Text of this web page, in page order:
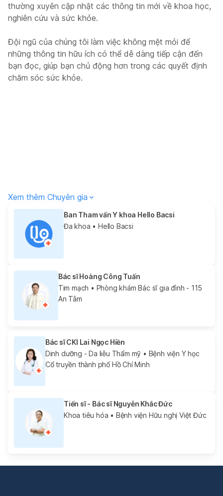
thường xuyên cập nhật các thông tin mới về khoa học,
nghiên cứu và sức khỏe.
Đội ngũ của chúng tôi làm việc không mệt mỏi để
những thông tin hữu ích có thể dễ dàng tiếp cận đến
bạn đọc, giúp bạn chủ động hơn trong các quyết định
chăm sóc sức khỏe.
Xem thêm Chuyên gia
Ban Tham vấn Y khoa Hello Bacsi
Đa khoa • Hello Bacsi
Bác sĩ Hoàng Công Tuấn
Tim mạch • Phòng khám Bác sĩ gia đình - 115
An Tâm
Bác sĩ CKI Lai Ngọc Hiền
Dinh dưỡng - Da liễu Thẩm mỹ • Bệnh viện Y học
Cổ truyền thành phố Hồ Chí Minh
Tiến sĩ - Bác sĩ Nguyễn Khắc Đức
Khoa tiêu hóa • Bệnh viện Hữu nghị Việt Đức